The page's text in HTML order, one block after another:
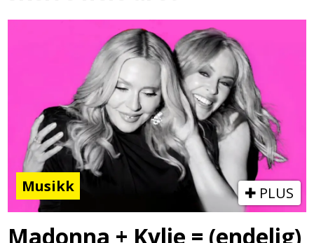
Musikk PLUS
Madonna + Kylie = (endelig)